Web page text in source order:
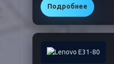
Подробнее